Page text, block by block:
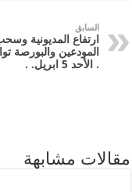
السابق
ارتفاع المديونية
المودعين والبورصة
. الأحد 5 ابريل. .
مقالات مشابهة